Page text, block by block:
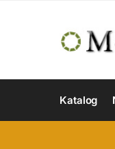
Katalog